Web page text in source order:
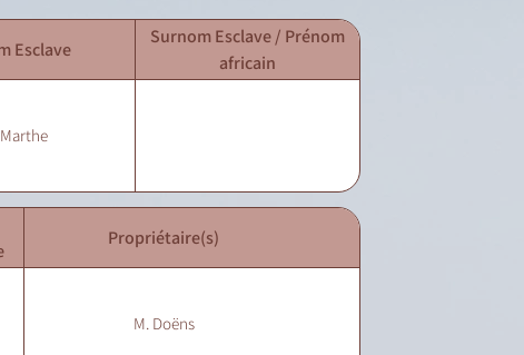
Esclave
Surnom Esclave / Prénom
africain
Marthe
Propriétaire(s)
M. Doëns